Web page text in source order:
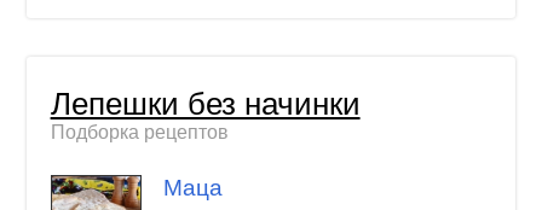
Лепешки без начинки
Подборка рецептов
Маца